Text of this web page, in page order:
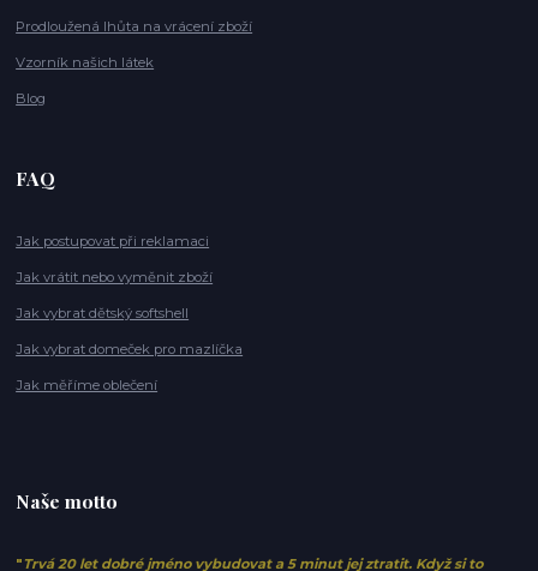
Prodloužená lhůta na vrácení zboží
Vzorník našich látek
Blog
FAQ
Jak postupovat při reklamaci
Jak vrátit nebo vyměnit zboží
Jak vybrat dětský softshell
Jak vybrat domeček pro mazlíčka
Jak měříme oblečení
Naše motto
" Trvá 20 let dobré jméno vybudovat a 5 minut jej ztratit. Když si to